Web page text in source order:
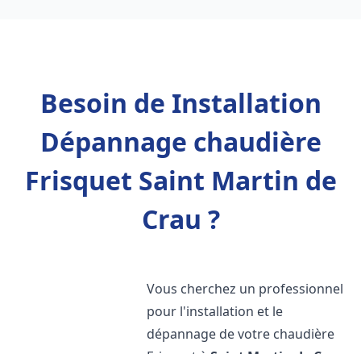
Besoin de Installation
Dépannage chaudière
Frisquet Saint Martin de
Crau ?
Vous cherchez un professionnel
pour l'installation et le
dépannage de votre chaudière